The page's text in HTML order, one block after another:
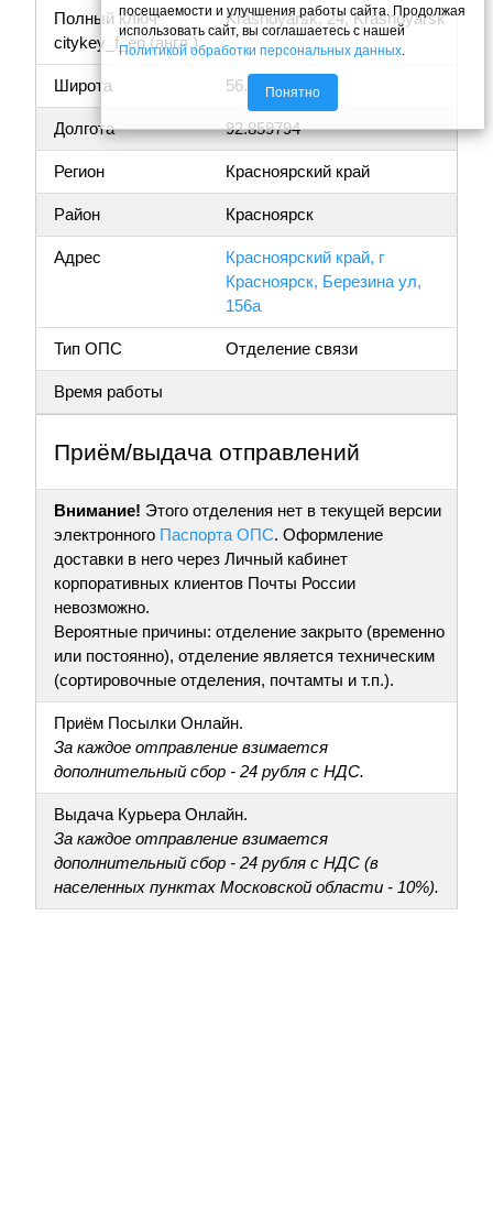
Полный ключ
citykey_f_en (англ.)
Krasnoyarsk, 24, Krasnoyarsk
Широта 56.030044
Долгота 92.859794
Регион Красноярский край
Район Красноярск
Адрес
Красноярский край, г
Красноярск, Березина ул,
156а
Тип ОПС Отделение связи
Время работы
Приём/выдача отправлений
Внимание! Этого отделения нет в текущей версии
электронного Паспорта ОПС. Оформление
доставки в него через Личный кабинет
корпоративных клиентов Почты России
невозможно.
Вероятные причины: отделение закрыто (временно
или постоянно), отделение является техническим
(сортировочные отделения, почтамты и т.п.).
Приём Посылки Онлайн.
За каждое отправление взимается
дополнительный сбор - 24 рубля с НДС.
Выдача Курьера Онлайн.
За каждое отправление взимается
дополнительный сбор - 24 рубля с НДС (в
населенных пунктах Московской области - 10%).
посещаемости и улучшения работы сайта. Продолжая
использовать сайт, вы соглашаетесь с нашей
Политикой обработки персональных данных.
Понятно